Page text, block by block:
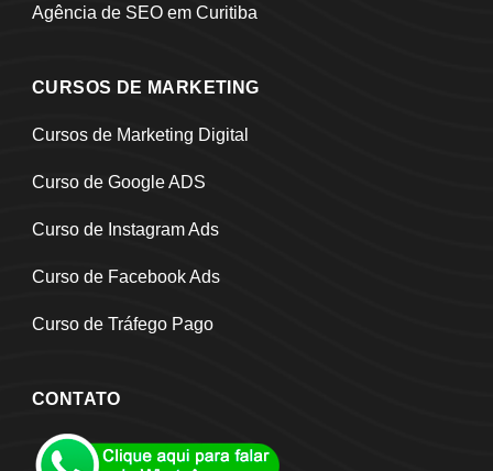
Agência de SEO em Curitiba
CURSOS DE MARKETING
Cursos de Marketing Digital
Curso de Google ADS
Curso de Instagram Ads
Curso de Facebook Ads
Curso de Tráfego Pago
CONTATO